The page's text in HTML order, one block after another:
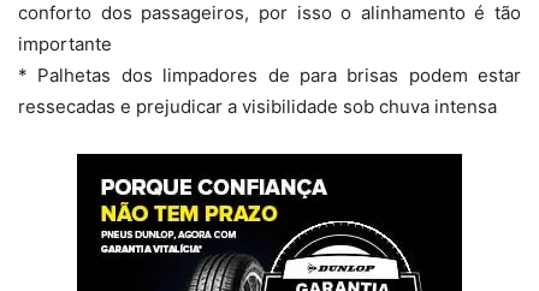
conforto dos passageiros, por isso o alinhamento é tão
importante
* Palhetas dos limpadores de para brisas podem estar
ressecadas e prejudicar a visibilidade sob chuva intensa